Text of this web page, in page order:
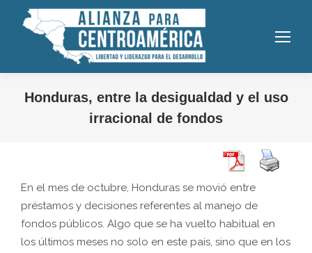
Honduras, entre la desigualdad y el uso
irracional de fondos
En el mes de octubre, Honduras se movió entre
préstamos y decisiones referentes al manejo de
fondos públicos. Algo que se ha vuelto habitual en
los últimos meses no solo en este país, sino que en los